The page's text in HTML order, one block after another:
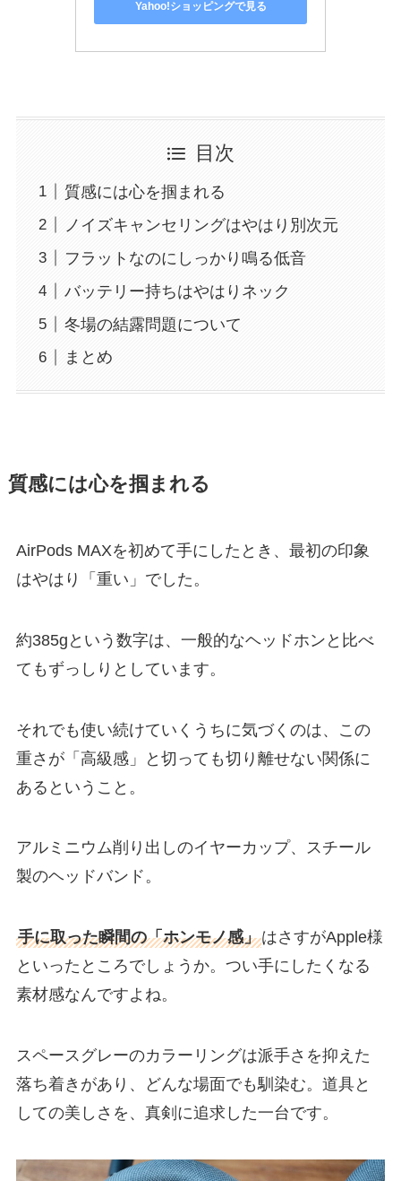
Yahoo!ショッピングで見る
目次
質感には心を掴まれる
ノイズキャンセリングはやはり別次元
フラットなのにしっかり鳴る低音
バッテリー持ちはやはりネック
冬場の結露問題について
まとめ
質感には心を掴まれる
AirPods MAXを初めて手にしたとき、最初の印象
はやはり「重い」でした。
約385gという数字は、一般的なヘッドホンと比べ
てもずっしりとしています。
それでも使い続けていくうちに気づくのは、この
重さが「高級感」と切っても切り離せない関係に
あるということ。
アルミニウム削り出しのイヤーカップ、スチール
製のヘッドバンド。
手に取った瞬間の「ホンモノ感」はさすがApple様
といったところでしょうか。つい手にしたくなる
素材感なんですよね。
スペースグレーのカラーリングは派手さを抑えた
落ち着きがあり、どんな場面でも馴染む。道具と
しての美しさを、真剣に追求した一台です。